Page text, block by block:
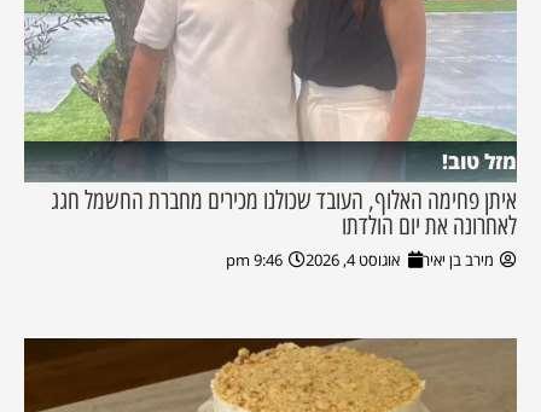
מזל טוב!
איתן פחימה האלוף, העובד שכולנו מכירים מחברת החשמל חגג
לאחרונה את יום הולדתו
מירב בן יאיר אוגוסט 4, 2026 9:46 pm